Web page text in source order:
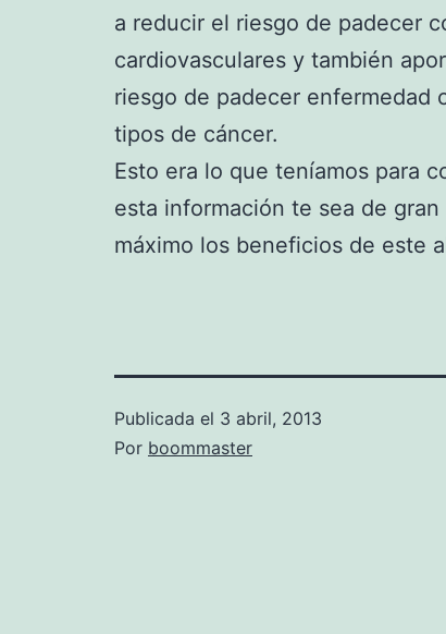
a reducir el riesgo de padecer
cardiovasculares y también
riesgo de padecer enfermedad
tipos de cáncer.
Esto era lo que teníamos para
esta información te sea de
máximo los beneficios de este
Publicada el 3 abril, 2013
Por boommaster